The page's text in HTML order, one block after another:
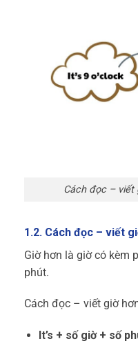
Cách đọc – viết
1.2. Cách đọc – viết
Giờ hơn là giờ có kèm
phút.
Cách đọc – viết giờ
It’s + số giờ + số